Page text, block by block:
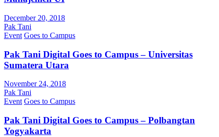
December 20, 2018
Pak Tani
Event Goes to Campus
Pak Tani Digital Goes to Campus – Universitas
Sumatera Utara
November 24, 2018
Pak Tani
Event Goes to Campus
Pak Tani Digital Goes to Campus – Polbangtan
Yogyakarta